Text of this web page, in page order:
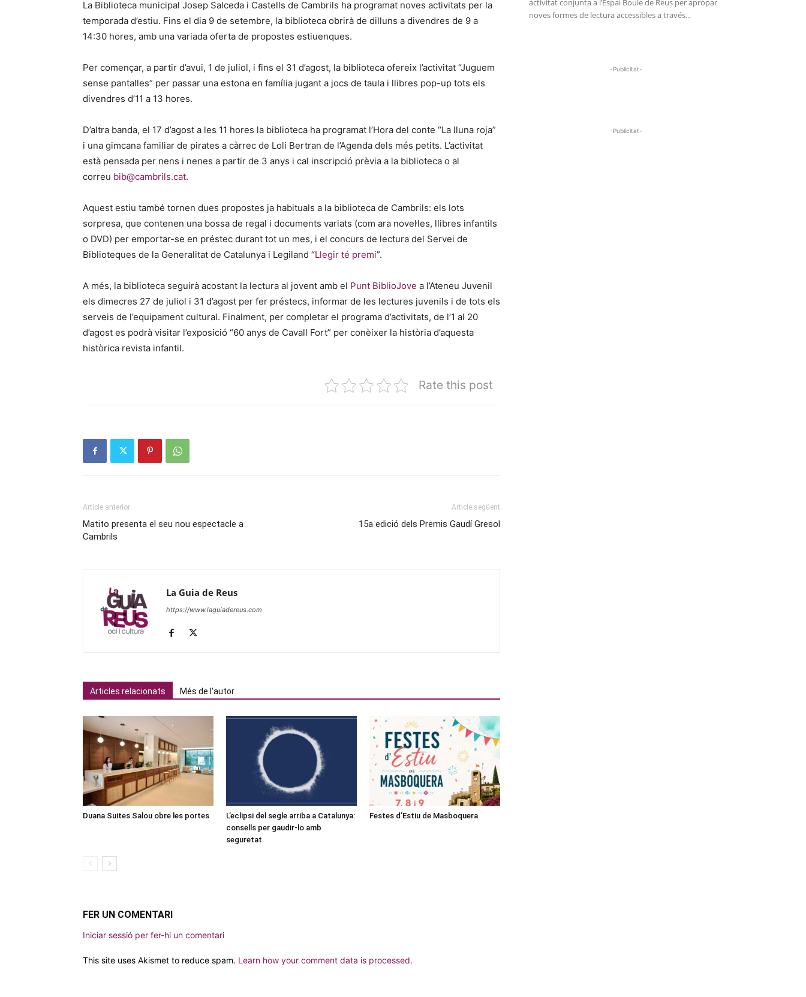
La Biblioteca municipal Josep Salceda i Castells de Cambrils ha programat noves activitats per la
temporada d’estiu. Fins el dia 9 de setembre, la biblioteca obrirà de dilluns a divendres de 9 a
14:30 hores, amb una variada oferta de propostes estiuenques.
Per començar, a partir d’avui, 1 de juliol, i fins el 31 d’agost, la biblioteca ofereix l’activitat “Juguem
sense pantalles” per passar una estona en família jugant a jocs de taula i llibres pop-up tots els
divendres d’11 a 13 hores.
D’altra banda, el 17 d’agost a les 11 hores la biblioteca ha programat l’Hora del conte “La lluna roja”
i una gimcana familiar de pirates a càrrec de Loli Bertran de l’Agenda dels més petits. L’activitat
està pensada per nens i nenes a partir de 3 anys i cal inscripció prèvia a la biblioteca o al
correu bib@cambrils.cat.
Aquest estiu també tornen dues propostes ja habituals a la biblioteca de Cambrils: els lots
sorpresa, que contenen una bossa de regal i documents variats (com ara novel·les, llibres infantils
o DVD) per emportar-se en préstec durant tot un mes, i el concurs de lectura del Servei de
Biblioteques de la Generalitat de Catalunya i Legiland “Llegir té premi”.
A més, la biblioteca seguirà acostant la lectura al jovent amb el Punt BiblioJove a l’Ateneu Juvenil
els dimecres 27 de juliol i 31 d’agost per fer préstecs, informar de les lectures juvenils i de tots els
serveis de l’equipament cultural. Finalment, per completar el programa d’activitats, de l’1 al 20
d’agost es podrà visitar l’exposició “60 anys de Cavall Fort” per conèixer la història d’aquesta
històrica revista infantil.
Rate this post
Article anterior
Matito presenta el seu nou espectacle a
Cambrils
Article següent
15a edició dels Premis Gaudí Gresol
La Guia de Reus
https://www.laguiadereus.com
Articles relacionats Més de l'autor
Duana Suites Salou obre les portes
L’eclipsi del segle arriba a Catalunya:
consells per gaudir-lo amb
seguretat
Festes d’Estiu de Masboquera
FER UN COMENTARI
Iniciar sessió per fer-hi un comentari
This site uses Akismet to reduce spam. Learn how your comment data is processed.
activitat conjunta a l’Espai Boule de Reus per apropar
noves formes de lectura accessibles a través...
-Publicitat-
-Publicitat-